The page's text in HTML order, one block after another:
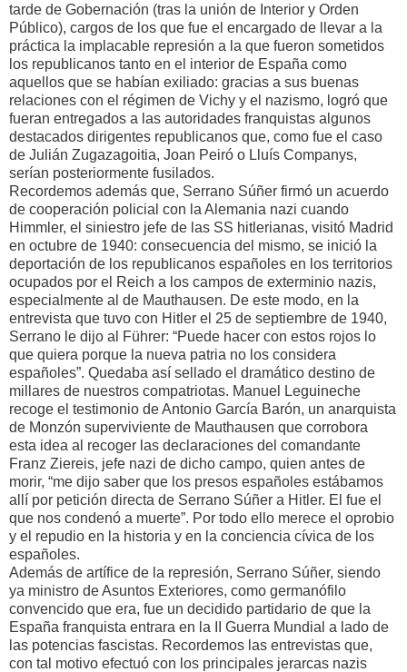
tarde de Gobernación (tras la unión de Interior y Orden
Público), cargos de los que fue el encargado de llevar a la
práctica la implacable represión a la que fueron sometidos
los republicanos tanto en el interior de España como
aquellos que se habían exiliado: gracias a sus buenas
relaciones con el régimen de Vichy y el nazismo, logró que
fueran entregados a las autoridades franquistas algunos
destacados dirigentes republicanos que, como fue el caso
de Julián Zugazagoitia, Joan Peiró o Lluís Companys,
serían posteriormente fusilados.
Recordemos además que, Serrano Súñer firmó un acuerdo
de cooperación policial con la Alemania nazi cuando
Himmler, el siniestro jefe de las SS hitlerianas, visitó Madrid
en octubre de 1940: consecuencia del mismo, se inició la
deportación de los republicanos españoles en los territorios
ocupados por el Reich a los campos de exterminio nazis,
especialmente al de Mauthausen. De este modo, en la
entrevista que tuvo con Hitler el 25 de septiembre de 1940,
Serrano le dijo al Führer: “Puede hacer con estos rojos lo
que quiera porque la nueva patria no los considera
españoles”. Quedaba así sellado el dramático destino de
millares de nuestros compatriotas. Manuel Leguineche
recoge el testimonio de Antonio García Barón, un anarquista
de Monzón superviviente de Mauthausen que corrobora
esta idea al recoger las declaraciones del comandante
Franz Ziereis, jefe nazi de dicho campo, quien antes de
morir, “me dijo saber que los presos españoles estábamos
allí por petición directa de Serrano Súñer a Hitler. El fue el
que nos condenó a muerte”. Por todo ello merece el oprobio
y el repudio en la historia y en la conciencia cívica de los
españoles.
Además de artífice de la represión, Serrano Súñer, siendo
ya ministro de Asuntos Exteriores, como germanófilo
convencido que era, fue un decidido partidario de que la
España franquista entrara en la II Guerra Mundial a lado de
las potencias fascistas. Recordemos las entrevistas que,
con tal motivo efectuó con los principales jerarcas nazis